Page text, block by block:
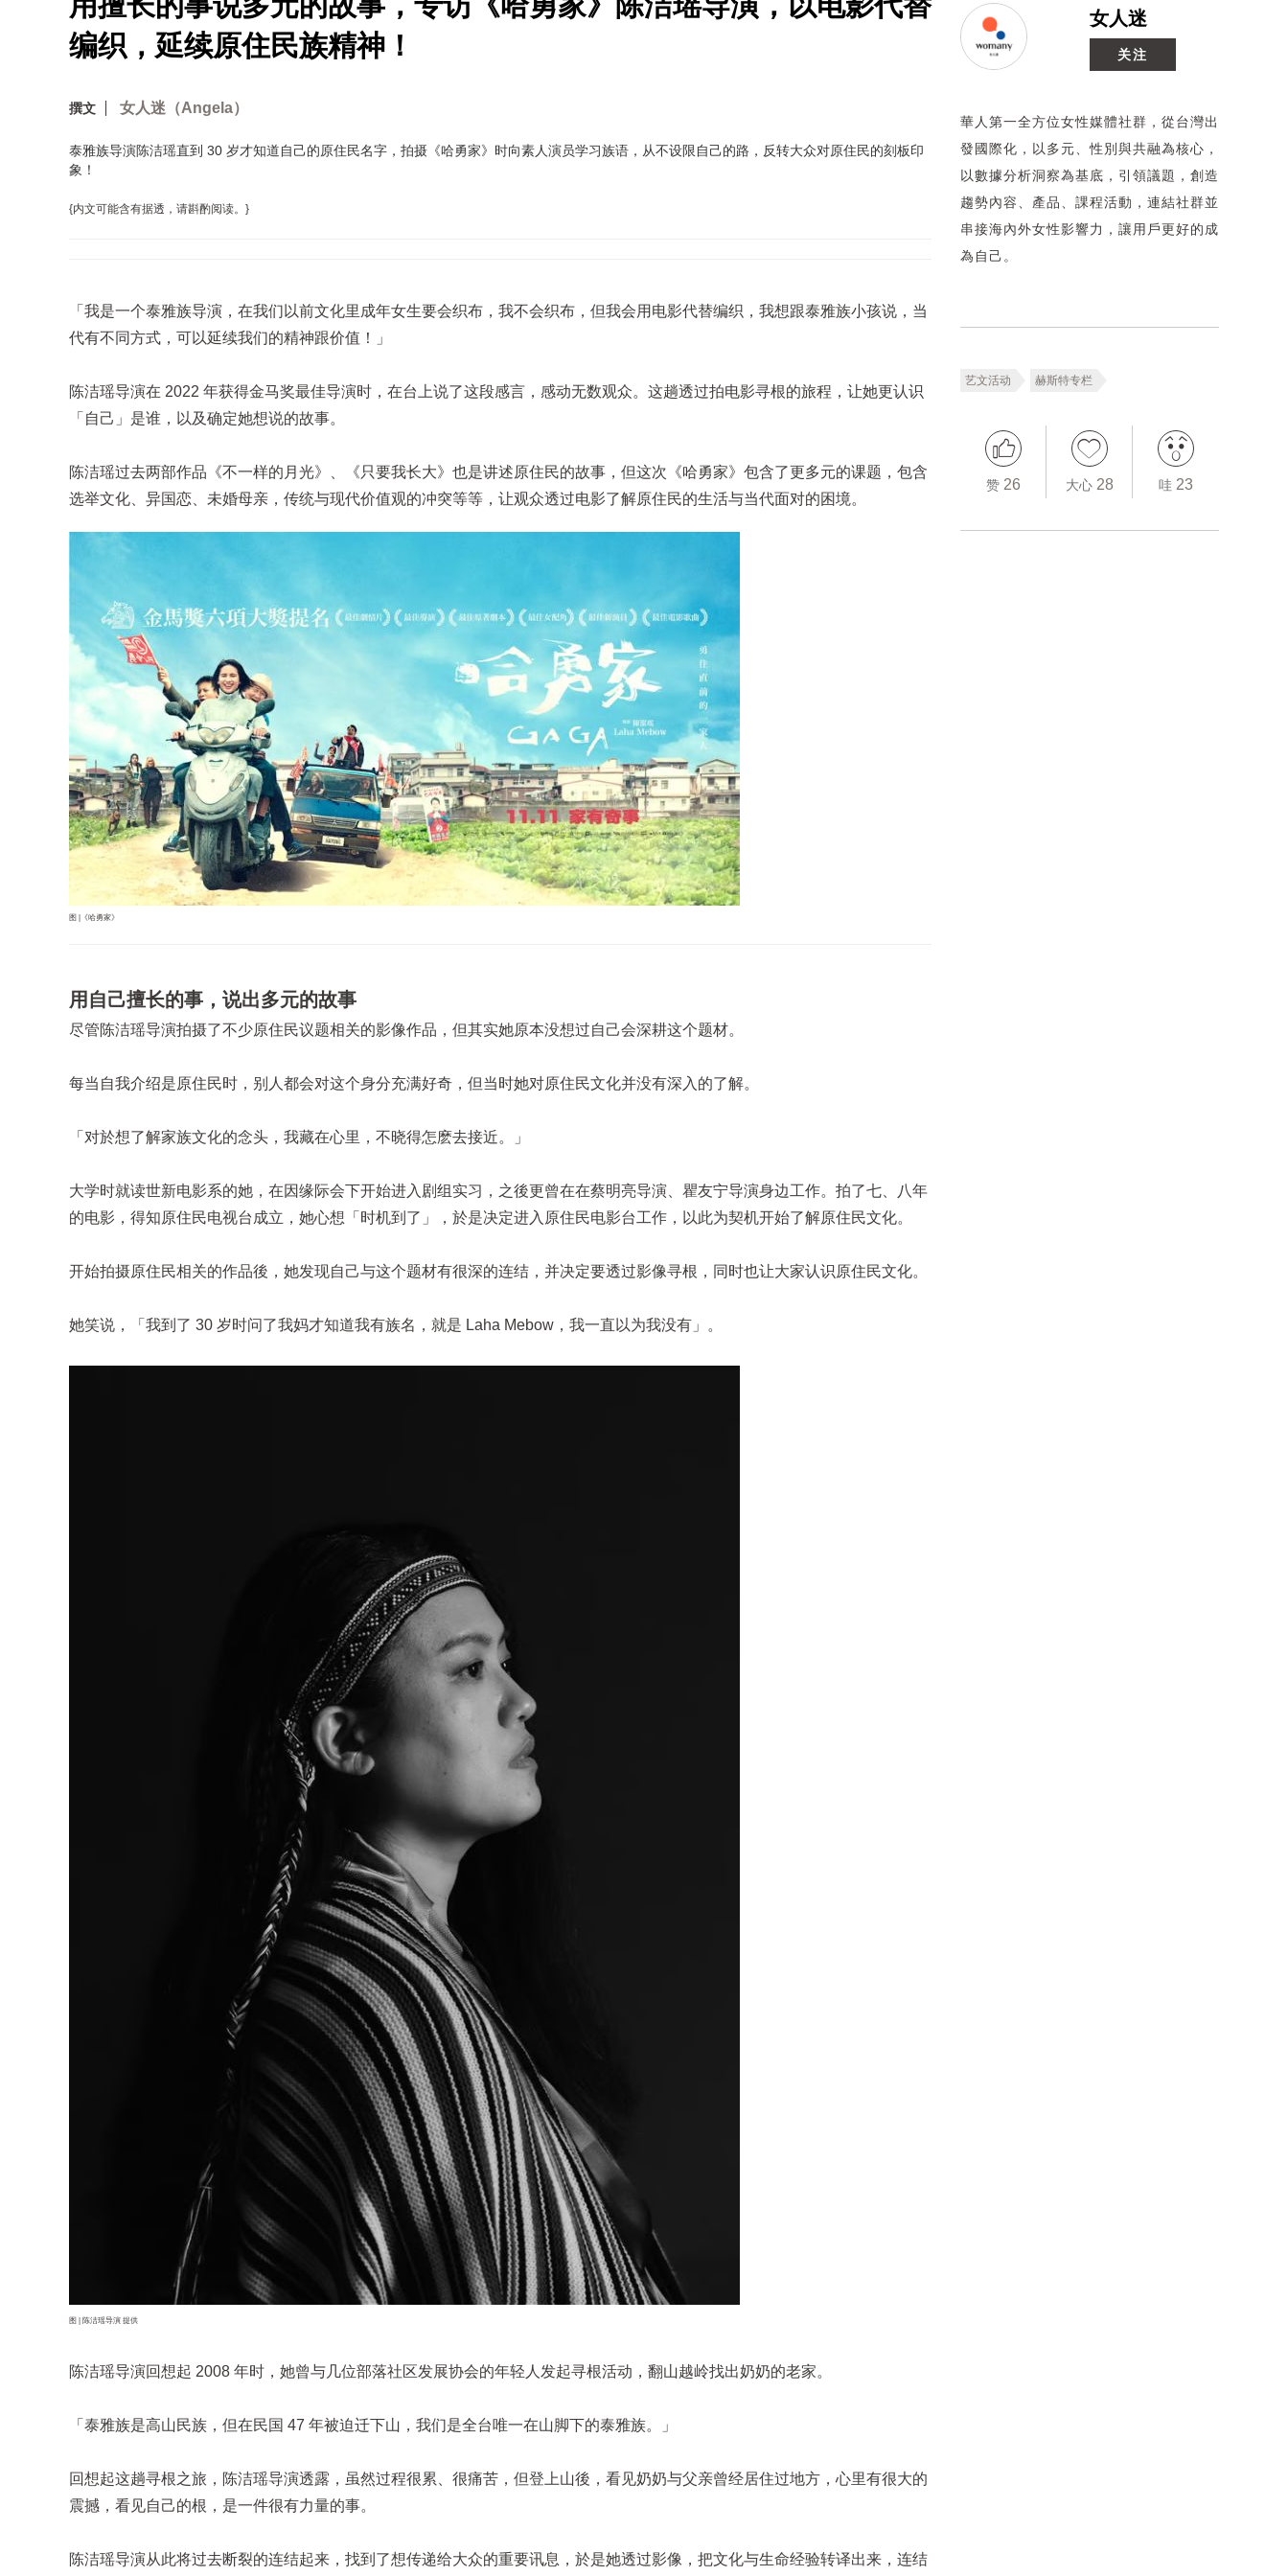
编织，延续原住民族精神！
撰文 女人迷（Angela）
泰雅族导演陈洁瑶直到 30 岁才知道自己的原住民名字，拍摄《哈勇家》时向素人演员学习族语，从不设限自己的路，反转大众对原住民的刻板印
象！
{内文可能含有据透，请斟酌阅读。}
「我是一个泰雅族导演，在我们以前文化里成年女生要会织布，我不会织布，但我会用电影代替编织，我想跟泰雅族小孩说，当
代有不同方式，可以延续我们的精神跟价值！」
陈洁瑶导演在 2022 年获得金马奖最佳导演时，在台上说了这段感言，感动无数观众。这趟透过拍电影寻根的旅程，让她更认识
「自己」是谁，以及确定她想说的故事。
陈洁瑶过去两部作品《不一样的月光》、《只要我长大》也是讲述原住民的故事，但这次《哈勇家》包含了更多元的课题，包含
选举文化、异国恋、未婚母亲，传统与现代价值观的冲突等等，让观众透过电影了解原住民的生活与当代面对的困境。
图 |《哈勇家》
用自己擅长的事，说出多元的故事
尽管陈洁瑶导演拍摄了不少原住民议题相关的影像作品，但其实她原本没想过自己会深耕这个题材。
每当自我介绍是原住民时，别人都会对这个身分充满好奇，但当时她对原住民文化并没有深入的了解。
「对於想了解家族文化的念头，我藏在心里，不晓得怎麽去接近。」
大学时就读世新电影系的她，在因缘际会下开始进入剧组实习，之後更曾在在蔡明亮导演、瞿友宁导演身边工作。拍了七、八年
的电影，得知原住民电视台成立，她心想「时机到了」，於是决定进入原住民电影台工作，以此为契机开始了解原住民文化。
开始拍摄原住民相关的作品後，她发现自己与这个题材有很深的连结，并决定要透过影像寻根，同时也让大家认识原住民文化。
她笑说，「我到了 30 岁时问了我妈才知道我有族名，就是 Laha Mebow，我一直以为我没有」。
图 | 陈洁瑶导演 提供
陈洁瑶导演回想起 2008 年时，她曾与几位部落社区发展协会的年轻人发起寻根活动，翻山越岭找出奶奶的老家。
「泰雅族是高山民族，但在民国 47 年被迫迁下山，我们是全台唯一在山脚下的泰雅族。」
回想起这趟寻根之旅，陈洁瑶导演透露，虽然过程很累、很痛苦，但登上山後，看见奶奶与父亲曾经居住过地方，心里有很大的
震撼，看见自己的根，是一件很有力量的事。
陈洁瑶导演从此将过去断裂的连结起来，找到了想传递给大众的重要讯息，於是她透过影像，把文化与生命经验转译出来，连结
女人迷
关注
華人第一全方位女性媒體社群，從台灣出
發國際化，以多元、性別與共融為核心，
以數據分析洞察為基底，引領議題，創造
趨勢內容、產品、課程活動，連結社群並
串接海內外女性影響力，讓用戶更好的成
為自己。
艺文活动 赫斯特专栏
赞 26 大心 28 哇 23